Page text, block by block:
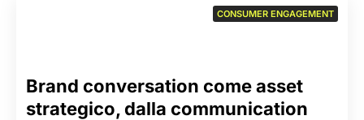
Brand conversation come asset
strategico, dalla communication
CONSUMER ENGAGEMENT